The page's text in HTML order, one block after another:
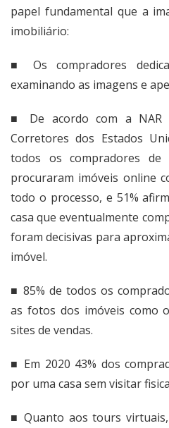
papel fundamental que a
imobiliário:
■ Os compradores
examinando as imagens e
■ De acordo com a NAR
Corretores dos Estados
todos os compradores de
procuraram imóveis online
todo o processo, e 51%
casa que eventualmente
foram decisivas para
imóvel.
■ 85% de todos os
as fotos dos imóveis como
sites de vendas.
■ Em 2020 43% dos
por uma casa sem visitar
■ Quanto aos tours virtuais,